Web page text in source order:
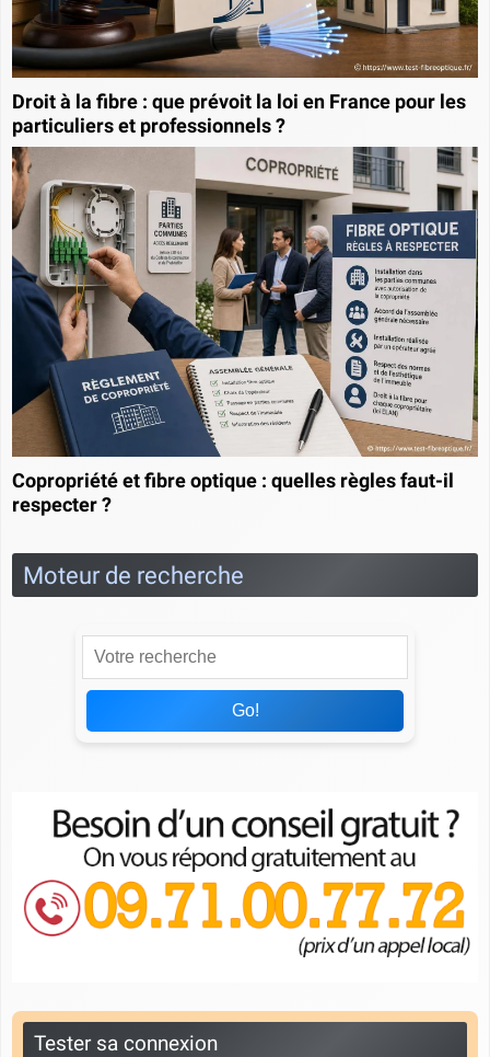
Droit à la fibre : que prévoit la loi en France pour les
particuliers et professionnels ?
Copropriété et fibre optique : quelles règles faut-il
respecter ?
Moteur de recherche
Go!
Tester sa connexion